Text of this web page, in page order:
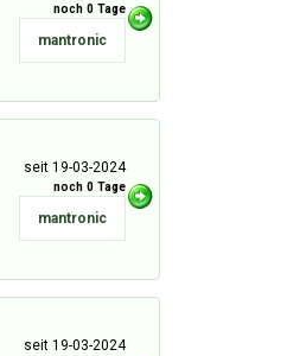
noch 0 Tage
mantronic
seit 19-03-2024
noch 0 Tage
mantronic
seit 19-03-2024